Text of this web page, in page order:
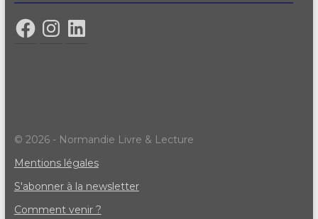
© 2026 - Normandie Livre & Lecture
Mentions légales
S'abonner à la newsletter
Comment venir ?